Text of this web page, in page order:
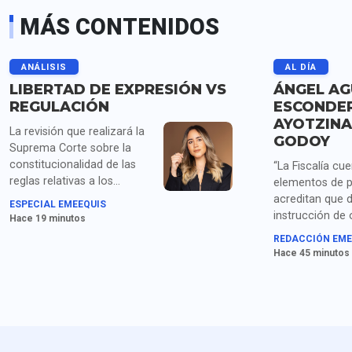
MÁS CONTENIDOS
ANÁLISIS
LIBERTAD DE EXPRESIÓN VS
REGULACIÓN
La revisión que realizará la
Suprema Corte sobre la
constitucionalidad de las
reglas relativas a los
derechos de las audiencias
vuelve a colocar este
ESPECIAL EMEEQUIS
Hace 19 minutos
AL DÍA
ÁNGEL
GODOY
“La Fiscalía
elementos de
acreditan que
instrucción de
fue girada de
directa por el
REDACCIÓN
Hace 45 minutos